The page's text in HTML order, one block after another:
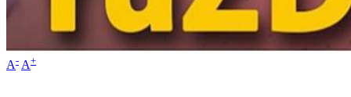
A- A+